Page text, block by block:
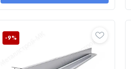
-9%